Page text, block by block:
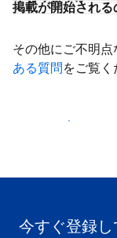
掲載が開始され
その他にご不明
ある質問をご覧く
掲載を開始する
今すぐ登録